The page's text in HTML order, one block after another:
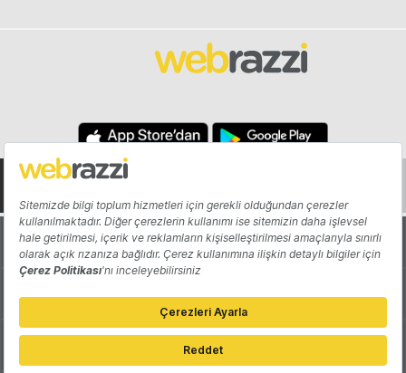
Hakkında Yazarlar
Katkıda Bulun Reklam